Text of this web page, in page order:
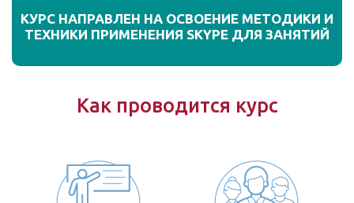
КУРС НАПРАВЛЕН НА ОСВОЕНИЕ МЕТОДИКИ И
ТЕХНИКИ ПРИМЕНЕНИЯ SKYPE ДЛЯ ЗАНЯТИЙ
Как проводится курс